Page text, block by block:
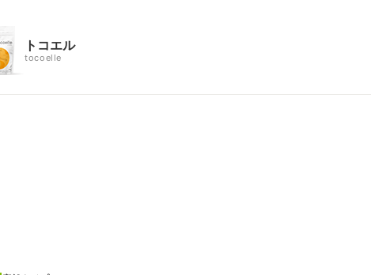
トコエル
tocoelle